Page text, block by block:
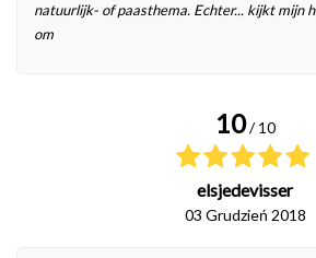
natuurlijk- of paasthema. Echter... kijkt mijn
om
10 / 10
elsjedevisser
03 Grudzień 2018